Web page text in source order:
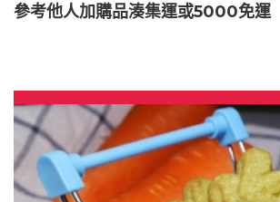
參考他人加購品湊集運或5000免運